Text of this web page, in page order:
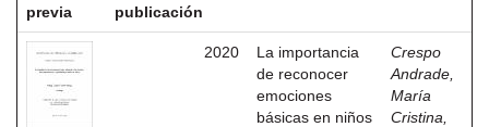
previa
publicación
2020
La importancia
de reconocer
emociones
básicas en niños
Crespo
Andrade,
María
Cristina,